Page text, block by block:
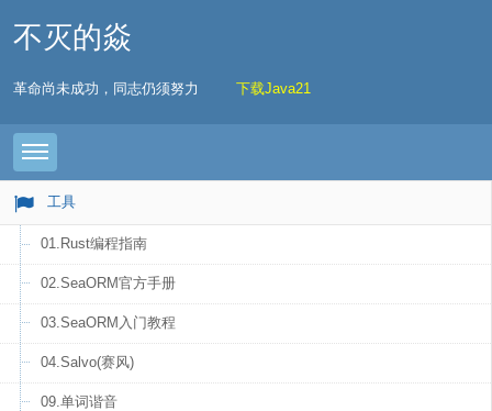
不灭的焱
革命尚未成功，同志仍须努力 下载Java21
Toggle navigation
工具
01.Rust编程指南
02.SeaORM官方手册
03.SeaORM入门教程
04.Salvo(赛风)
09.单词谐音